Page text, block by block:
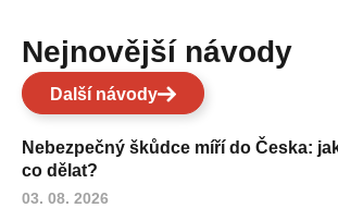
Nejnovější návody
Další návody
Nebezpečný škůdce míří do Česka:
co dělat?
03. 08. 2026